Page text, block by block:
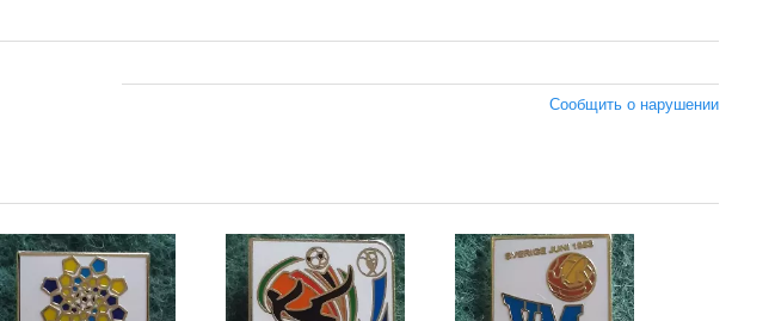
Сообщить о нарушении